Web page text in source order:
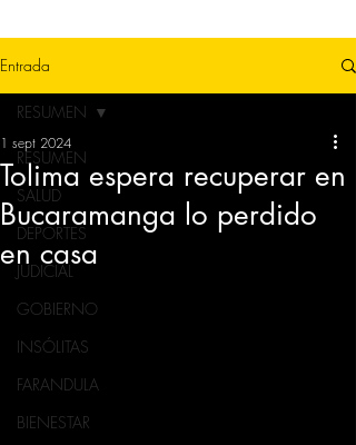
Entrada
RESUMEN
SALUD
DEPORTES
JUDICIAL
GOBIERNO
INSÓLITAS
FARANDULA
BIENESTAR
RESUMEN
Tolima espera recuperar en
Bucaramanga lo perdido
en casa
1 sept 2024